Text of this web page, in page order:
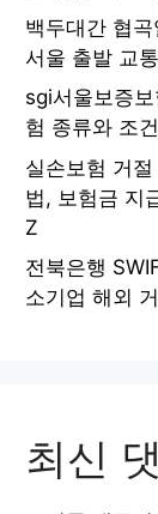
백두대간 협
서울 출발 교
sgi서울보증
험 종류와 조
실손보험 거
법, 보험금 지
Z
전북은행
소기업 해외
최신